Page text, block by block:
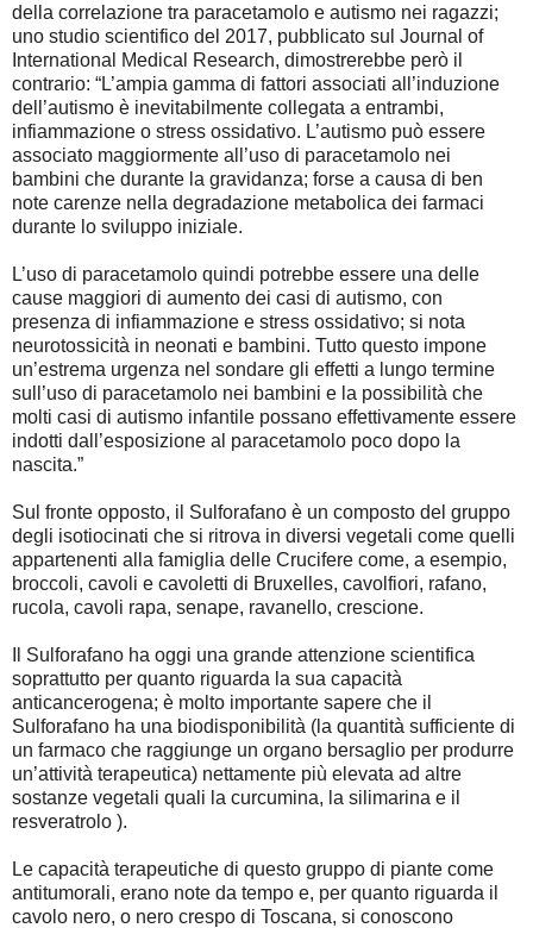
della correlazione tra paracetamolo e autismo nei ragazzi;
uno studio scientifico del 2017, pubblicato sul Journal of
International Medical Research, dimostrerebbe però il
contrario: “L’ampia gamma di fattori associati all’induzione
dell’autismo è inevitabilmente collegata a entrambi,
infiammazione o stress ossidativo. L’autismo può essere
associato maggiormente all’uso di paracetamolo nei
bambini che durante la gravidanza; forse a causa di ben
note carenze nella degradazione metabolica dei farmaci
durante lo sviluppo iniziale.
L’uso di paracetamolo quindi potrebbe essere una delle
cause maggiori di aumento dei casi di autismo, con
presenza di infiammazione e stress ossidativo; si nota
neurotossicità in neonati e bambini. Tutto questo impone
un’estrema urgenza nel sondare gli effetti a lungo termine
sull’uso di paracetamolo nei bambini e la possibilità che
molti casi di autismo infantile possano effettivamente essere
indotti dall’esposizione al paracetamolo poco dopo la
nascita.”
Sul fronte opposto, il Sulforafano è un composto del gruppo
degli isotiocinati che si ritrova in diversi vegetali come quelli
appartenenti alla famiglia delle Crucifere come, a esempio,
broccoli, cavoli e cavoletti di Bruxelles, cavolfiori, rafano,
rucola, cavoli rapa, senape, ravanello, crescione.
Il Sulforafano ha oggi una grande attenzione scientifica
soprattutto per quanto riguarda la sua capacità
anticancerogena; è molto importante sapere che il
Sulforafano ha una biodisponibilità (la quantità sufficiente di
un farmaco che raggiunge un organo bersaglio per produrre
un’attività terapeutica) nettamente più elevata ad altre
sostanze vegetali quali la curcumina, la silimarina e il
resveratrolo ).
Le capacità terapeutiche di questo gruppo di piante come
antitumorali, erano note da tempo e, per quanto riguarda il
cavolo nero, o nero crespo di Toscana, si conoscono